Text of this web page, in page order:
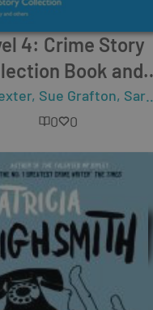
4: Crime Story
Book and
ROM with MP3
Pack
, Sue Grafton, Sara Paretsky
0
0